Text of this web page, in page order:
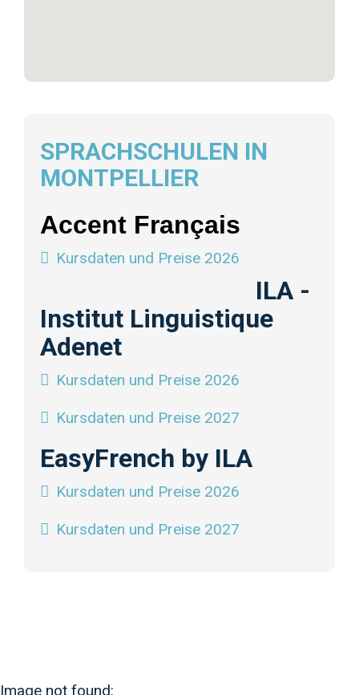
SPRACHSCHULEN IN
MONTPELLIER
Accent Français
Kursdaten und Preise 2026
ILA -
Institut Linguistique
Adenet
Kursdaten und Preise 2026
Kursdaten und Preise 2027
EasyFrench by ILA
Kursdaten und Preise 2026
Kursdaten und Preise 2027
Image not found: